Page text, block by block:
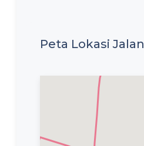
Peta Lokasi Jalan